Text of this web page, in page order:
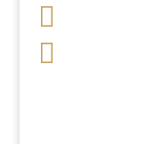

